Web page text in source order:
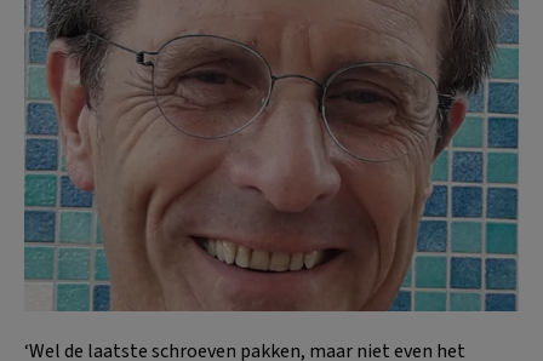
‘Wel de laatste schroeven pakken, maar niet even het